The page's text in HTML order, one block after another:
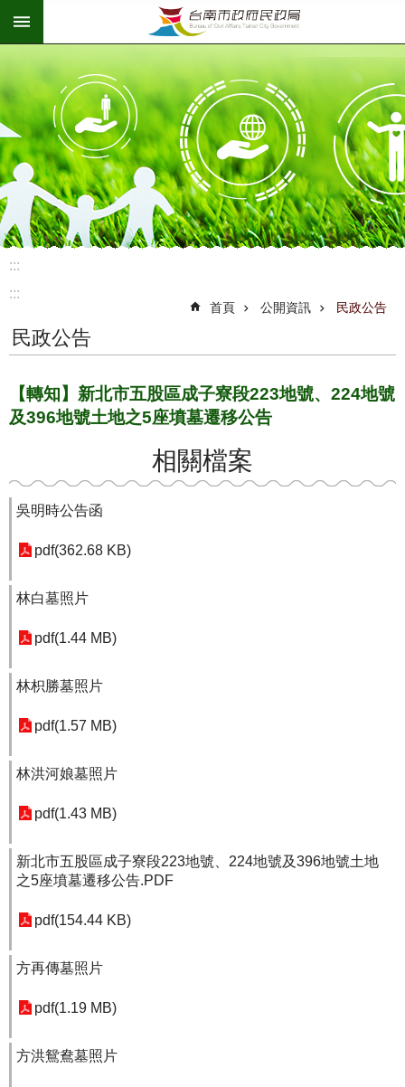
跳到主要內容區塊
:::
:::
首頁 公開資訊 民政公告
民政公告
【轉知】新北市五股區成子寮段223地號、224地號
及396地號土地之5座墳墓遷移公告
相關檔案
吳明時公告函
pdf(362.68 KB)
林白墓照片
pdf(1.44 MB)
林枳勝墓照片
pdf(1.57 MB)
林洪河娘墓照片
pdf(1.43 MB)
新北市五股區成子寮段223地號、224地號及396地號土地
之5座墳墓遷移公告.PDF
pdf(154.44 KB)
方再傳墓照片
pdf(1.19 MB)
方洪鴛鴦墓照片